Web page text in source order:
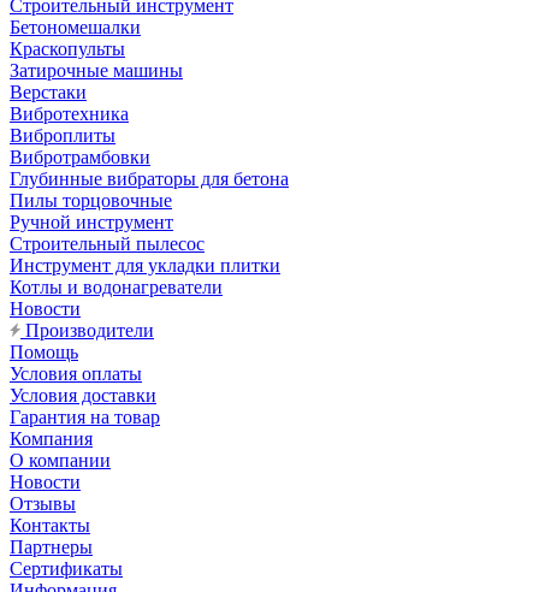
Строительный инструмент
Бетономешалки
Краскопульты
Затирочные машины
Верстаки
Вибротехника
Виброплиты
Вибротрамбовки
Глубинные вибраторы для бетона
Пилы торцовочные
Ручной инструмент
Строительный пылесос
Инструмент для укладки плитки
Котлы и водонагреватели
Новости
Производители
Помощь
Условия оплаты
Условия доставки
Гарантия на товар
Компания
О компании
Новости
Отзывы
Контакты
Партнеры
Сертификаты